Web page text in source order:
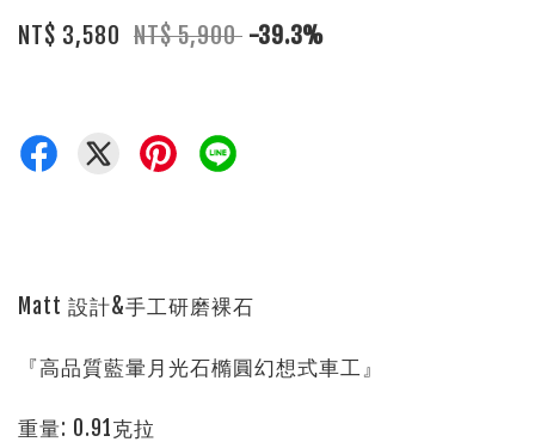
NT$ 3,580 NT$ 5,900 -39.3%
Matt 設計&手工研磨裸石
『高品質藍暈月光石橢圓幻想式車工』
重量: 0.91克拉